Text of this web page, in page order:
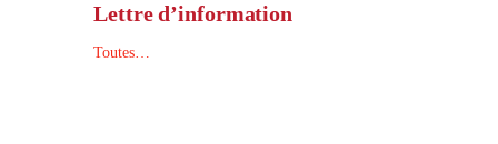
Lettre d’information
Toutes…